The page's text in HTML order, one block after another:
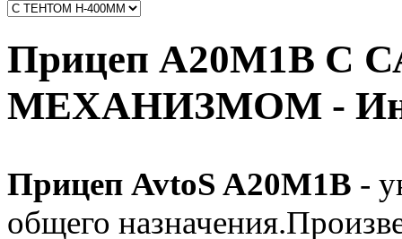
Прицеп А20М1В
МЕХАНИЗМОМ -
Прицеп AvtoS A20М1B -
общего